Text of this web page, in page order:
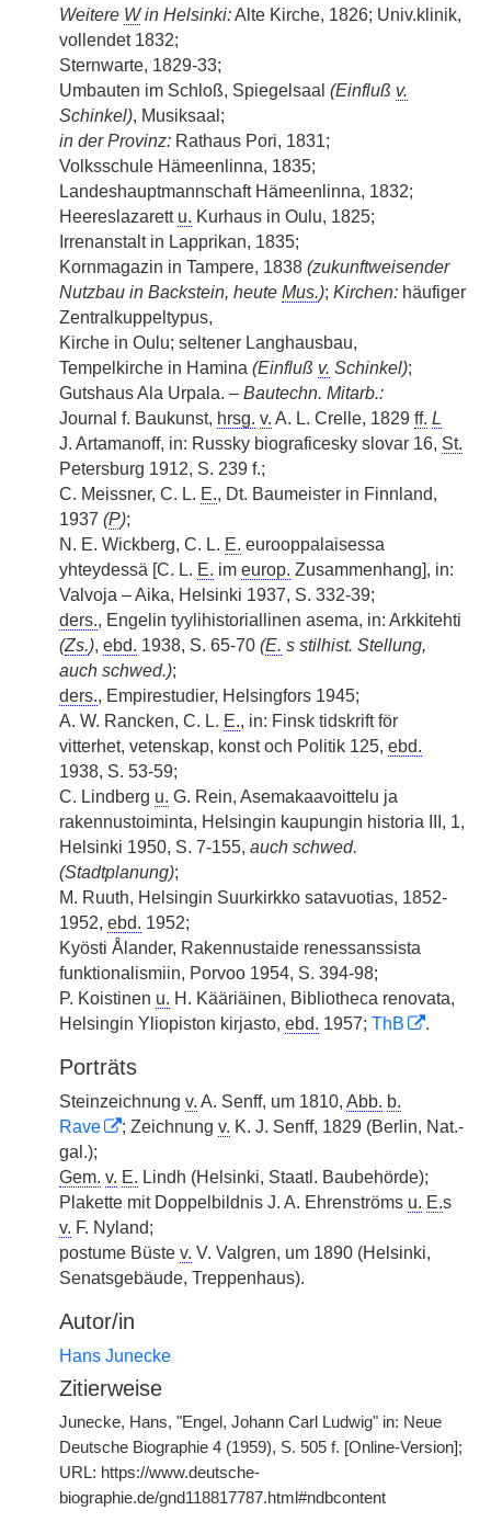
Weitere Win Helsinki:Alte Kirche, 1826; Univ.klinik,
vollendet 1832;
Sternwarte, 1829-33;
Umbauten im Schloß, Spiegelsaal (Einfluß v.
Schinkel), Musiksaal;
in der Provinz: Rathaus Pori, 1831;
Volksschule Hämeenlinna, 1835;
Landeshauptmannschaft Hämeenlinna, 1832;
Heereslazarett u. Kurhaus in Oulu, 1825;
Irrenanstalt in Lapprikan, 1835;
Kornmagazin in Tampere, 1838 (zukunftweisender
Nutzbau in Backstein, heute Mus.); Kirchen: häufiger
Zentralkuppeltypus,
Kirche in Oulu; seltener Langhausbau,
Tempelkirche in Hamina (Einfluß v. Schinkel);
Gutshaus Ala Urpala. – Bautechn. Mitarb.:
Journal f. Baukunst, hrsg. v. A. L. Crelle, 1829 ff. L
J. Artamanoff, in: Russky biograficesky slovar 16, St.
Petersburg 1912, S. 239 f.;
C. Meissner, C. L. E., Dt. Baumeister in Finnland,
1937 (P);
N. E. Wickberg, C. L. E. eurooppalaisessa
yhteydessä [C. L. E. im europ. Zusammenhang], in:
Valvoja – Aika, Helsinki 1937, S. 332-39;
ders., Engelin tyylihistoriallinen asema, in: Arkkitehti
(Zs.), ebd. 1938, S. 65-70 (E. s stilhist. Stellung,
auch schwed.);
ders., Empirestudier, Helsingfors 1945;
A. W. Rancken, C. L. E., in: Finsk tidskrift för
vitterhet, vetenskap, konst och Politik 125, ebd.
1938, S. 53-59;
C. Lindberg u. G. Rein, Asemakaavoittelu ja
rakennustoiminta, Helsingin kaupungin historia III, 1,
Helsinki 1950, S. 7-155, auch schwed.
(Stadtplanung);
M. Ruuth, Helsingin Suurkirkko satavuotias, 1852-
1952, ebd. 1952;
Kyösti Ålander, Rakennustaide renessanssista
funktionalismiin, Porvoo 1954, S. 394-98;
P. Koistinen u. H. Kääriäinen, Bibliotheca renovata,
Helsingin Yliopiston kirjasto, ebd. 1957; ThB .
Porträts
Steinzeichnung v. A. Senff, um 1810, Abb. b.
Rave
; Zeichnung v. K. J. Senff, 1829 (Berlin, Nat.-
gal.);
Gem. v. E. Lindh (Helsinki, Staatl. Baubehörde);
Plakette mit Doppelbildnis J. A. Ehrenströms u. E.s
v. F. Nyland;
postume Büste v. V. Valgren, um 1890 (Helsinki,
Senatsgebäude, Treppenhaus).
Autor/in
Hans Junecke
Zitierweise
Junecke, Hans, "Engel, Johann Carl Ludwig" in: Neue
Deutsche Biographie 4 (1959), S. 505 f. [Online-Version];
URL: https://www.deutsche-
biographie.de/gnd118817787.html#ndbcontent